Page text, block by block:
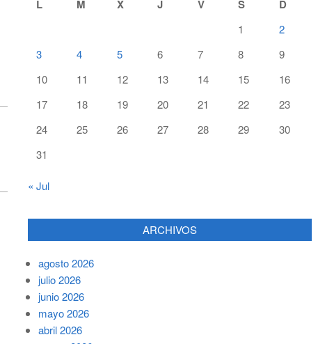
L M X J V S D
1
2
3
4 5 6 7 8
9
10
11 12 13 14 15
16
17
18 19 20 21 22
23
24
25 26 27 28 29
30
31
« Jul
ARCHIVOS
agosto 2026
julio 2026
junio 2026
mayo 2026
abril 2026